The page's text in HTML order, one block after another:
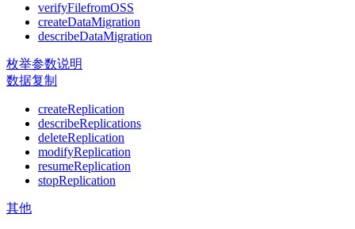
verifyFilefromOSS
createDataMigration
describeDataMigration
枚举参数说明
数据复制
createReplication
describeReplications
deleteReplication
modifyReplication
resumeReplication
stopReplication
其他